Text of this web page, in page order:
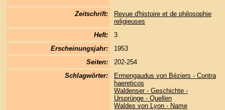
Zeitschrift:
Revue d'histoire et de philosophie
religieuses
Heft:
3
Erscheinungsjahr:
1953
Seiten:
202-254
Schlagwörter:
Ermengaudus von Béziers - Contra
haereticos
Waldenser - Geschichte -
Ursprünge - Quellen
Waldes von Lyon - Name